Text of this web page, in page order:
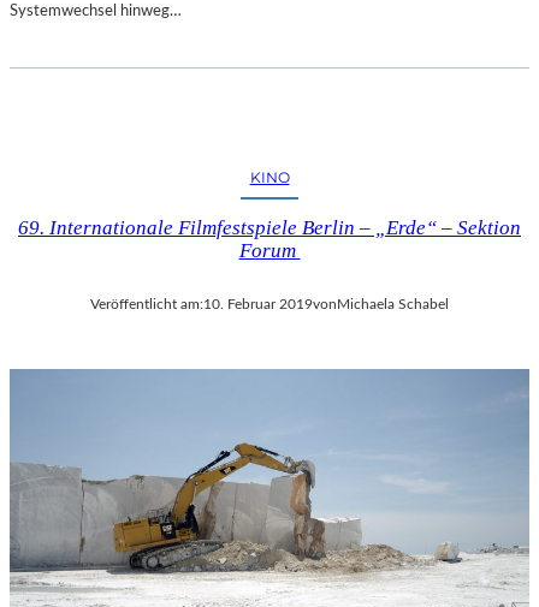
Systemwechsel hinweg…
KINO
69. Internationale Filmfestspiele Berlin – „Erde“ – Sektion
Forum
Veröffentlicht am:10. Februar 2019vonMichaela Schabel